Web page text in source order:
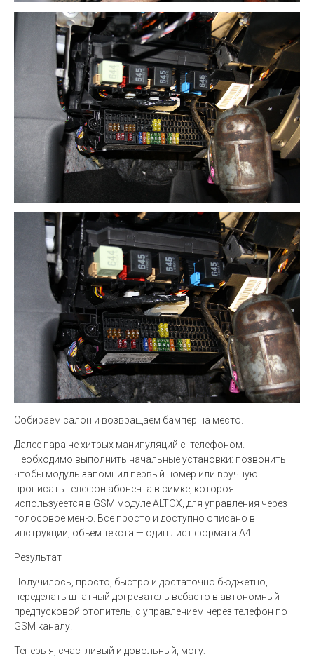
Собираем салон и возвращаем бампер на место.
Далее пара не хитрых манипуляций с телефоном.
Необходимо выполнить начальные установки: позвонить
чтобы модуль запомнил первый номер или вручную
прописать телефон абонента в симке, котороя
используеется в GSM модуле ALTOX, для управления через
голосовое меню. Все просто и доступно описано в
инструкции, объем текста — один лист формата А4.
Результат
Получилось, просто, быстро и достаточно бюджетно,
переделать штатный догреватель вебасто в автономный
предпусковой отопитель, с управлением через телефон по
GSM каналу.
Теперь я, счастливый и довольный, могу: